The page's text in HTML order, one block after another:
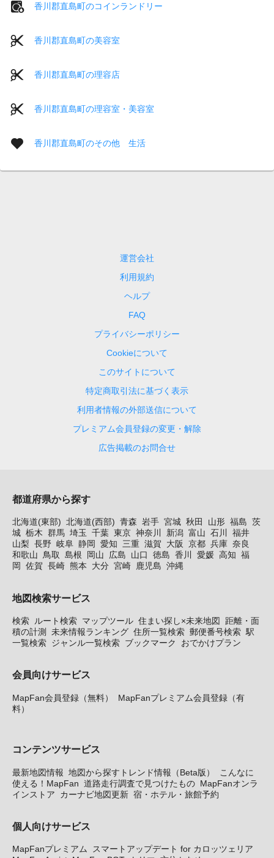
香川郡直島町のコインランドリー
香川郡直島町の美容室
香川郡直島町の理容店
香川郡直島町の理容室・美容室
香川郡直島町のその他 生活
運営会社
利用規約
ヘルプ
FAQ
プライバシーポリシー
Cookieについて
このサイトについて
特定商取引法に基づく表示
利用者情報の外部送信について
プレミアム会員登録の変更・解除
広告掲載のお問合せ
都道府県から探す
北海道(東部) 北海道(西部) 青森 岩手 宮城 秋田 山形 福島 茨
城 栃木 群馬 埼玉 千葉 東京 神奈川 新潟 富山 石川
福井
山梨 長野 岐阜 静岡 愛知 三重 滋賀 大阪 京都 兵庫 奈良
和歌山 鳥取 島根 岡山 広島 山口 徳島 香川 愛媛 高知 福
岡
佐賀 長崎 熊本 大分 宮崎 鹿児島 沖縄
地図検索サービス
検索 ルート検索 マップツール 住まい探し×未来地図
距離・面
積の計測
未来情報ランキング 住所一覧検索 郵便番号検索 駅
一覧検索 ジャンル一覧検索 ブックマーク おでかけプラン
会員向けサービス
MapFan会員登録（無料）
MapFanプレミアム会員登録（有
料）
コンテンツサービス
最新地図情報 地図から探すトレンド情報（Beta版）
こんなに
使える！MapFan 道路走行調査で見つけたもの MapFanオンラ
インストア
カーナビ地図更新 宿・ホテル・旅館予約
個人向けサービス
MapFanプレミアム
スマートアップデート for カロッツェリア